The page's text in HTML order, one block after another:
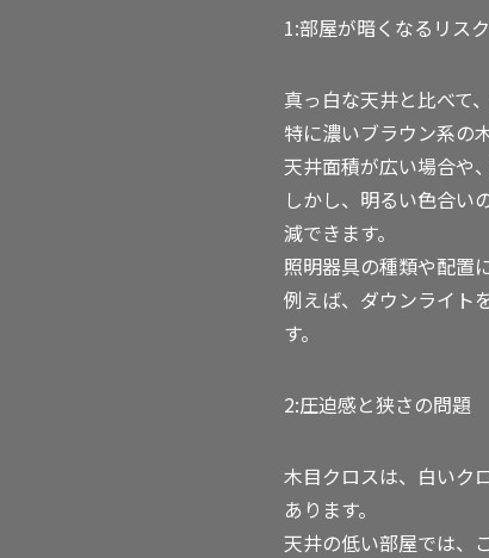
1:部屋が暗くなるリスク
真っ白な天井と比べて
特に濃いブラウン系の
天井面積が広い場合や
しかし、明るい色合い
減できます。
照明器具の種類や配置
例えば、ダウンライト
す。
2:圧迫感と狭さの問題
木目クロスは、白いク
あります。
天井の低い部屋では、